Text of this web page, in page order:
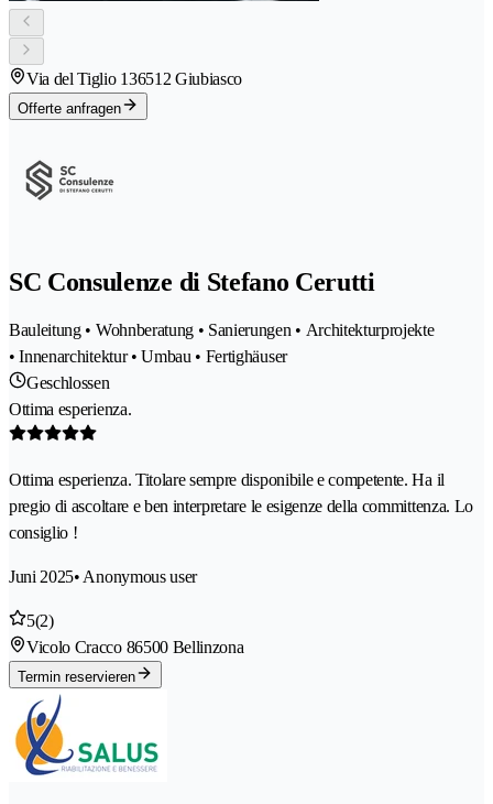
Via del Tiglio 136512 Giubiasco
Offerte anfragen
SC Consulenze di Stefano Cerutti
Bauleitung • Wohnberatung • Sanierungen • Architekturprojekte
• Innenarchitektur • Umbau • Fertighäuser
Geschlossen
Ottima esperienza.
Ottima esperienza. Titolare sempre disponibile e competente. Ha il
pregio di ascoltare e ben interpretare le esigenze della committenza. Lo
consiglio !
Juni 2025• Anonymous user
5(2)
Vicolo Cracco 86500 Bellinzona
Termin reservieren